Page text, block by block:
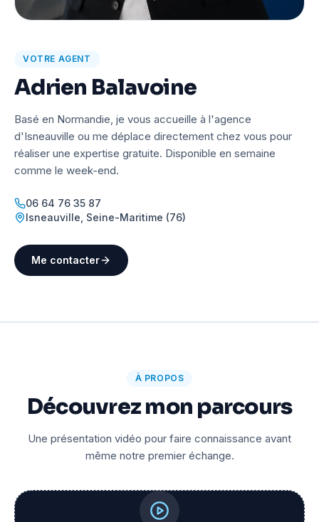
VOTRE AGENT
Adrien Balavoine
Basé en Normandie, je vous accueille à l'agence
d'Isneauville ou me déplace directement chez vous pour
réaliser une expertise gratuite. Disponible en semaine
comme le week-end.
06 64 76 35 87
Isneauville Seine-Maritime (76)
Me contacter
À PROPOS
Découvrez mon parcours
Une présentation vidéo pour faire connaissance avant
même notre premier échange.